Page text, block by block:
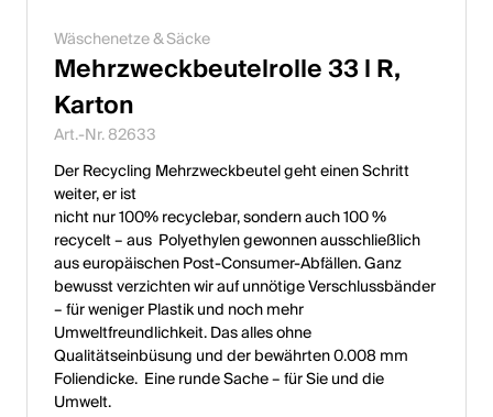
Wäschenetze & Säcke
Mehrzweckbeutelrolle 33 l R,
Karton
Art.-Nr. 82633
Der Recycling Mehrzweckbeutel geht einen Schritt
weiter, er ist
nicht nur 100% recyclebar, sondern auch 100 %
recycelt – aus Polyethylen gewonnen ausschließlich
aus europäischen Post-Consumer-Abfällen. Ganz
bewusst verzichten wir auf unnötige Verschlussbänder
– für weniger Plastik und noch mehr
Umweltfreundlichkeit. Das alles ohne
Qualitätseinbüsung und der bewährten 0.008 mm
Foliendicke. Eine runde Sache – für Sie und die
Umwelt.